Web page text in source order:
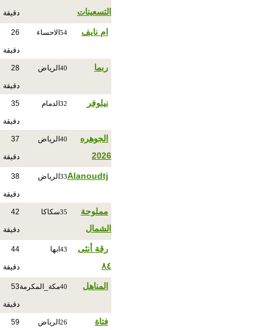
التسعينات
دقيقة
ام نايف 54 الاحساء 26
دقيقة
ربما 40 الرياض 28
دقيقة
نيلوفر 32 الدمام 35
دقيقة
الجوهره
2026
40 الرياض 37
دقيقة
Alanoudtj
33 الرياض 38
دقيقة
مملوحة
الشمال
35سكاكا 42
دقيقة
رقة أنثى
٨٤
43 ابها 44
دقيقة
المناهل 40مكة_المكرمة53
دقيقة
فتاة 26 الرياض 59